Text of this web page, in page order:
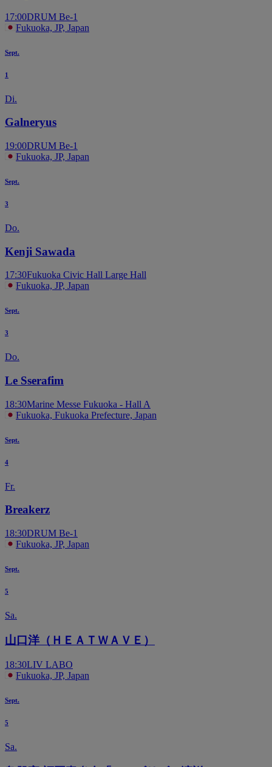
17:00DRUM Be-1
Fukuoka, JP, Japan
Sept.
1
Di.
Galneryus
19:00DRUM Be-1
Fukuoka, JP, Japan
Sept.
3
Do.
Kenji Sawada
17:30Fukuoka Civic Hall Large Hall
Fukuoka, JP, Japan
Sept.
3
Do.
Le Sserafim
18:30Marine Messe Fukuoka - Hall A
Fukuoka, Fukuoka Prefecture, Japan
Sept.
4
Fr.
Breakerz
18:30DRUM Be-1
Fukuoka, JP, Japan
Sept.
5
Sa.
山口洋（ＨＥＡＴＷＡＶＥ）
18:30LIV LABO
Fukuoka, JP, Japan
Sept.
5
Sa.